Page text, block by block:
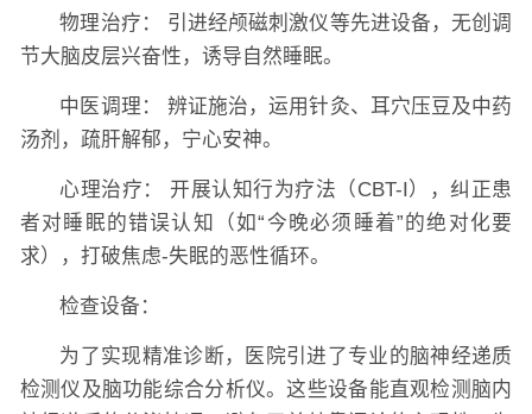
物理治疗： 引进经颅磁刺激仪等先进设备，无创调
节大脑皮层兴奋性，诱导自然睡眠。
中医调理： 辨证施治，运用针灸、耳穴压豆及中药
汤剂，疏肝解郁，宁心安神。
心理治疗： 开展认知行为疗法（CBT-I），纠正患
者对睡眠的错误认知（如“今晚必须睡着”的绝对化要
求），打破焦虑-失眠的恶性循环。
检查设备：
为了实现精准诊断，医院引进了专业的脑神经递质
检测仪及脑功能综合分析仪。这些设备能直观检测脑内